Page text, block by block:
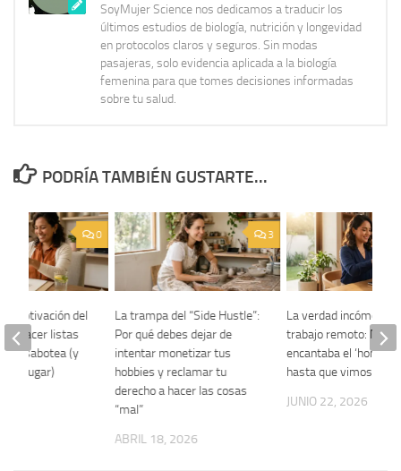
SoyMujer Science nos dedicamos a traducir los
últimos estudios de biología, nutrición y longevidad
en protocolos claros y seguros. Sin modas
pasajeras, solo evidencia aplicada a la biología
femenina para que tomes decisiones informadas
sobre tu salud.
PODRÍA TAMBIÉN GUSTARTE...
3
La trampa del “Side Hustle”:
Por qué debes dejar de
intentar monetizar tus
hobbies y reclamar tu
derecho a hacer las cosas
“mal”
ABRIL 18, 2026
La verdad incómoda
trabajo remoto: Nos
encantaba el ‘home
hasta que vimos los
JUNIO 22, 2026
0
“motivación del
hacer listas
te sabotea (y
su lugar)